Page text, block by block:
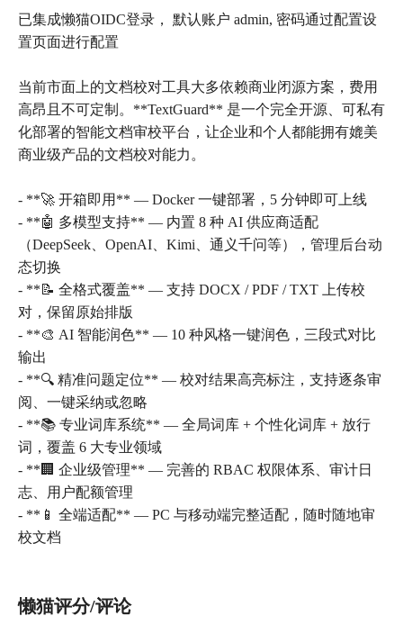
已集成懒猫OIDC登录， 默认账户 admin, 密码通过配置设
置页面进行配置
当前市面上的文档校对工具大多依赖商业闭源方案，费用
高昂且不可定制。**TextGuard** 是一个完全开源、可私有
化部署的智能文档审校平台，让企业和个人都能拥有媲美
商业级产品的文档校对能力。
- **🚀 开箱即用** — Docker 一键部署，5 分钟即可上线
- **🤖 多模型支持** — 内置 8 种 AI 供应商适配
（DeepSeek、OpenAI、Kimi、通义千问等），管理后台动
态切换
- **📝 全格式覆盖** — 支持 DOCX / PDF / TXT 上传校
对，保留原始排版
- **🎨 AI 智能润色** — 10 种风格一键润色，三段式对比
输出
- **🔍 精准问题定位** — 校对结果高亮标注，支持逐条审
阅、一键采纳或忽略
- **📚 专业词库系统** — 全局词库 + 个性化词库 + 放行
词，覆盖 6 大专业领域
- **🏢 企业级管理** — 完善的 RBAC 权限体系、审计日
志、用户配额管理
- **📱 全端适配** — PC 与移动端完整适配，随时随地审
懒猫评分/评论